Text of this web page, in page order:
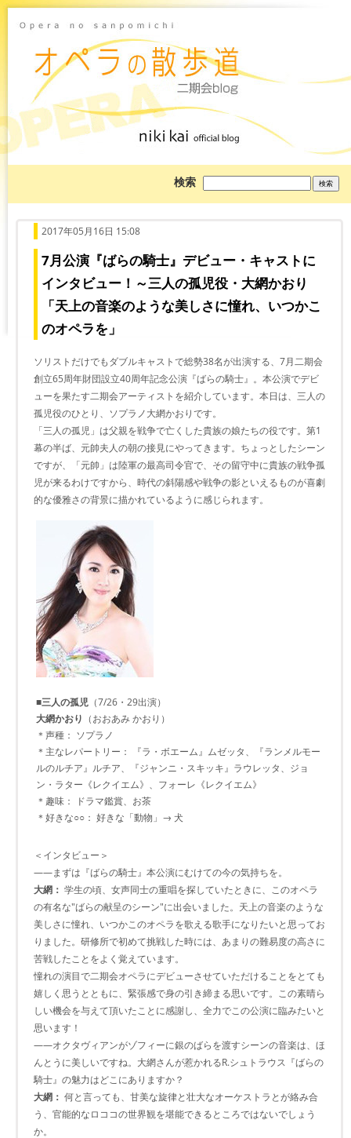
検索
を
2017年05月16日 15:08
7月公演『ばらの騎士』デビュー・キャストに
インタビュー！～三人の孤児役・大網かおり
「天上の音楽のような美しさに憧れ、いつかこ
のオペラを」
ソリストだけでもダブルキャストで総勢38名が出演する、7月二期会
創立65周年財団設立40周年記念公演『ばらの騎士』。本公演でデビ
ューを果たす二期会アーティストを紹介しています。本日は、三人の
孤児役のひとり、ソプラノ大網かおりです。
「三人の孤児」は父親を戦争で亡くした貴族の娘たちの役です。第1
幕の半ば、元帥夫人の朝の接見にやってきます。ちょっとしたシーン
ですが、「元帥」は陸軍の最高司令官で、その留守中に貴族の戦争孤
児が来るわけですから、時代の斜陽感や戦争の影といえるものが喜劇
的な優雅さの背景に描かれているように感じられます。
■三人の孤児 （7/26・29出演）
大網かおり （おおあみ かおり）
＊声種： ソプラノ
＊主なレパートリー： 『ラ・ボエーム』ムゼッタ、『ランメルモー
ルのルチア』ルチア、『ジャンニ・スキッキ』ラウレッタ、ジョ
ン・ラター《レクイエム》、フォーレ《レクイエム》
＊趣味： ドラマ鑑賞、お茶
＊好きな○○： 好きな「動物」→ 犬
＜インタビュー＞
――まずは『ばらの騎士』本公演にむけての今の気持ちを。
大網： 学生の頃、女声同士の重唱を探していたときに、このオペラ
の有名な"ばらの献呈のシーン"に出会いました。天上の音楽のような
美しさに憧れ、いつかこのオペラを歌える歌手になりたいと思ってお
りました。研修所で初めて挑戦した時には、あまりの難易度の高さに
苦戦したことをよく覚えています。
憧れの演目で二期会オペラにデビューさせていただけることをとても
嬉しく思うとともに、緊張感で身の引き締まる思いです。この素晴ら
しい機会を与えて頂いたことに感謝し、全力でこの公演に臨みたいと
思います！
――オクタヴィアンがゾフィーに銀のばらを渡すシーンの音楽は、ほ
んとうに美しいですね。大網さんが惹かれるR.シュトラウス『ばらの
騎士』の魅力はどこにありますか？
大網： 何と言っても、甘美な旋律と壮大なオーケストラとが絡み合
う、官能的なロココの世界観を堪能できるところではないでしょう
か。